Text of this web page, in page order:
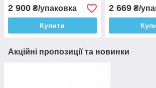
2 900 ₴/упаковка
Купити
2 669₴/
Акційні пропозиції та новинки